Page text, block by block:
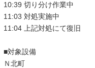
10:39 切り分け作業中
11:03 対処実施中
11:04 上記対処にて復旧
■対象設備
Ｎ北町